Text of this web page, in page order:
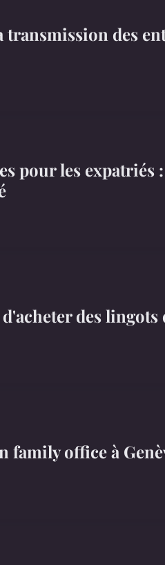
transmission des
pour les
des lingots
family office à